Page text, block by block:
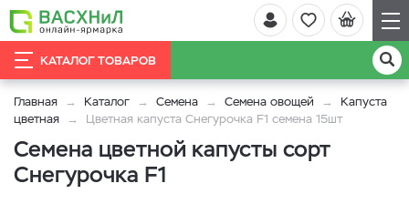
КАТАЛОГ ТОВАРОВ
Главная Каталог Семена Семена овощей
Капуста
цветная
Цветная капуста Снегурочка F1 семена 15шт
Семена цветной капусты сорт
Снегурочка F1